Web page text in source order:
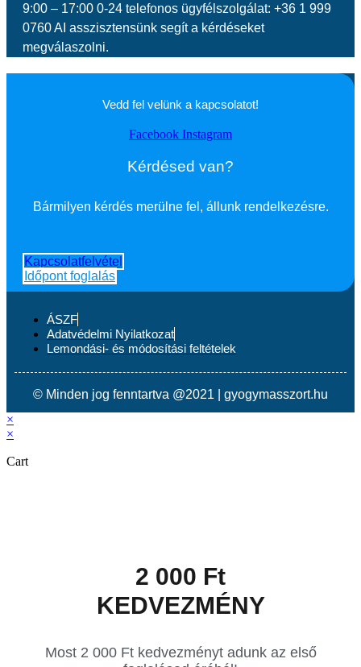
9:00 – 17:00 0-24 telefonos ügyfélszolgálat: +36 1 999
0760 AI asszisztensünk segít a kérdéseket
megválaszolni.
Vedd fel velünk a kapcsolatot!
Facebook Instagram
Kérdésed van?
Bármilyen kérdés merülne fel, állunk rendelkezésre.
Kapcsolatfelvétel
Időpont foglalás
ÁSZF
Adatvédelmi Nyilatkozat
Lemondási- és módosítási feltételek
© Minden jog fenntartva @2021 | gyogymasszort.hu
×
×
Cart
2 000 Ft
KEDVEZMÉNY
Most 2 000 Ft kedvezményt adunk az első